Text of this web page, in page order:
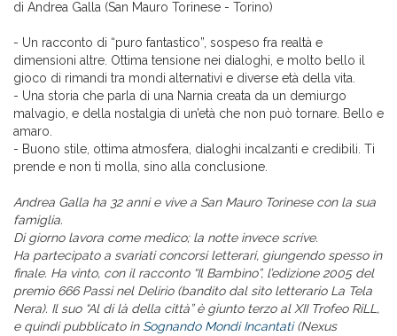
di Andrea Galla (San Mauro Torinese - Torino)
- Un racconto di “puro fantastico”, sospeso fra realtà e
dimensioni altre. Ottima tensione nei dialoghi, e molto bello il
gioco di rimandi tra mondi alternativi e diverse età della vita.
- Una storia che parla di una Narnia creata da un demiurgo
malvagio, e della nostalgia di un’età che non può tornare. Bello e
amaro.
- Buono stile, ottima atmosfera, dialoghi incalzanti e credibili. Ti
prende e non ti molla, sino alla conclusione.
Andrea Galla ha 32 anni e vive a San Mauro Torinese con la sua
famiglia.
Di giorno lavora come medico; la notte invece scrive.
Ha partecipato a svariati concorsi letterari, giungendo spesso in
finale. Ha vinto, con il racconto “Il Bambino”, l’edizione 2005 del
premio 666 Passi nel Delirio (bandito dal sito letterario La Tela
Nera). Il suo “Al di là della città” è giunto terzo al XII Trofeo RiLL,
e quindi pubblicato in Sognando Mondi Incantati(Nexus